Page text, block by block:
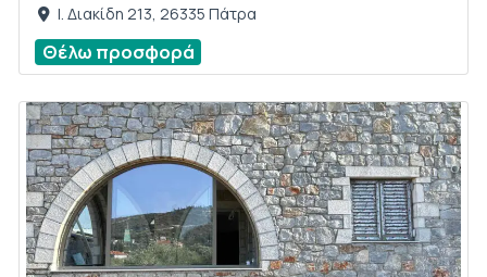
Ι. Διακίδη 213, 26335 Πάτρα
Θέλω προσφορά